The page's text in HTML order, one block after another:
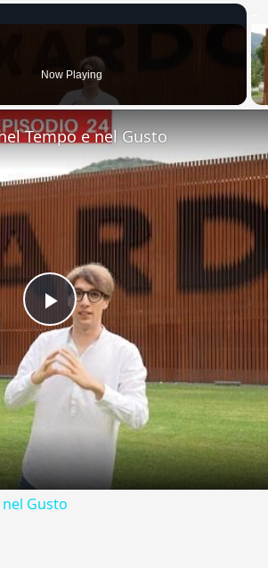
Now Playing
Play
Video
Tempo e nel Gusto
nel Gusto